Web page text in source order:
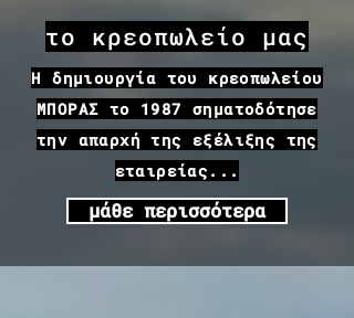
το κρεοπωλείο μας
Η δημιουργία του κρεοπωλείου
ΜΠΟΡΑΣ το 1987 σηματοδότησε
την απαρχή της εξέλιξης της
εταιρείας...
μάθε περισσότερα